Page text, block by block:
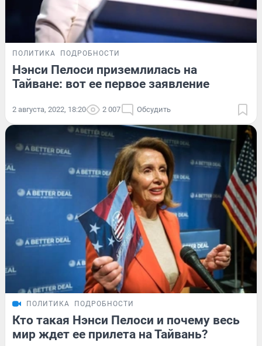
ПОЛИТИКА ПОДРОБНОСТИ
Нэнси Пелоси приземлилась на
Тайване: вот ее первое заявление
2 августа, 2022, 18:20 2 007 Обсудить
ПОЛИТИКА ПОДРОБНОСТИ
Кто такая Нэнси Пелоси и почему весь
мир ждет ее прилета на Тайвань?